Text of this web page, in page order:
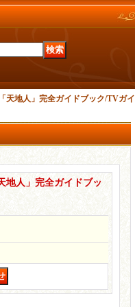
天地人」完全ガイドブック/TVガイ
地人」完全ガイドブッ